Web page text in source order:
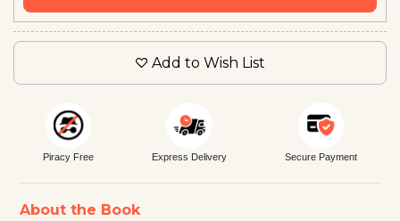
Add to Wish List
Piracy Free Express Delivery Secure Payment
About the Book